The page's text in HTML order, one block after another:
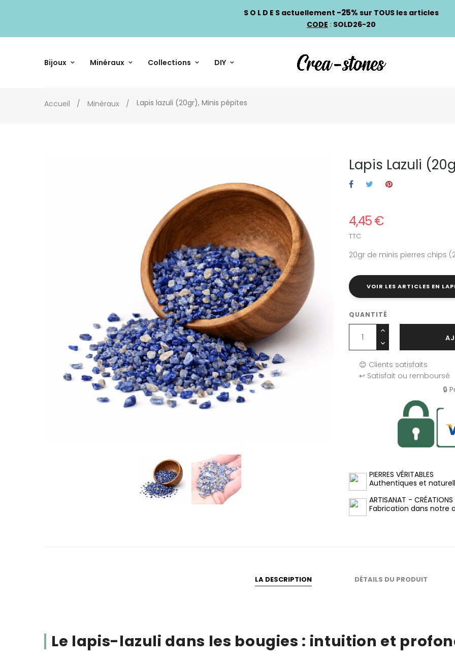
S O L D E S actuellement -25% sur TOUS les articles
CODE : SOLD26-20
Bijoux Minéraux Collections DIY
Accueil Minéraux Lapis lazuli (20gr), Minis pépites
Lapis Lazuli
4,45 €
TTC
20gr de minis pierres chips
VOIR LES ARTICLES EN
QUANTITÉ
😊 Clients satisfaits
↩️ Satisfait ou remboursé
🔒
PIERRES VÉRITABLES
Authentiques et
ARTISANAT - CRÉATIONS
Fabrication dans notre
LA DESCRIPTION DÉTAILS DU PRODUIT
Le lapis-lazuli dans les bougies : intuition et